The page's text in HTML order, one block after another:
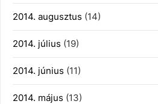
2014. augusztus (14)
2014. július (19)
2014. június (11)
2014. május (13)